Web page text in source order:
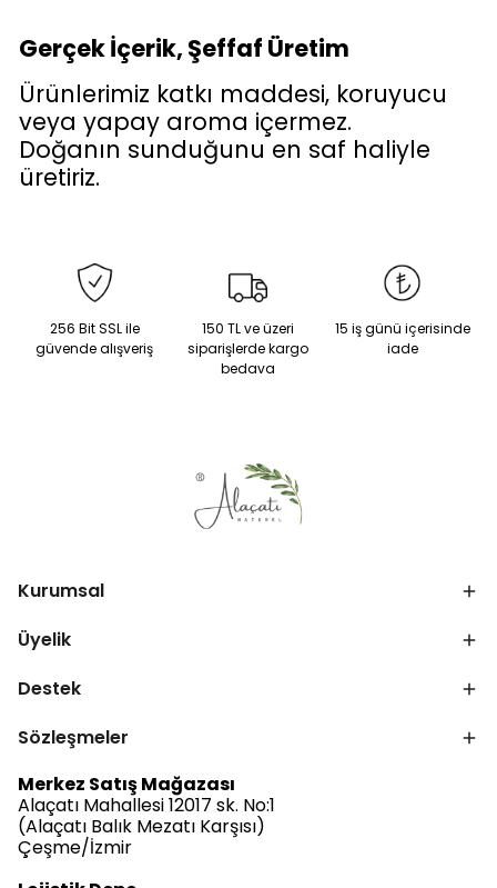
Gerçek İçerik, Şeffaf Üretim
Ürünlerimiz katkı maddesi, koruyucu
veya yapay aroma içermez.
Doğanın sunduğunu en saf haliyle
üretiriz.
256 Bit SSL ile
güvende alışveriş
150 TL ve üzeri
siparişlerde kargo
bedava
15 iş günü içerisinde
iade
Kurumsal
Üyelik
Destek
Sözleşmeler
Merkez Satış Mağazası
Alaçatı Mahallesi 12017 sk. No:1
(Alaçatı Balık Mezatı Karşısı)
Çeşme/İzmir